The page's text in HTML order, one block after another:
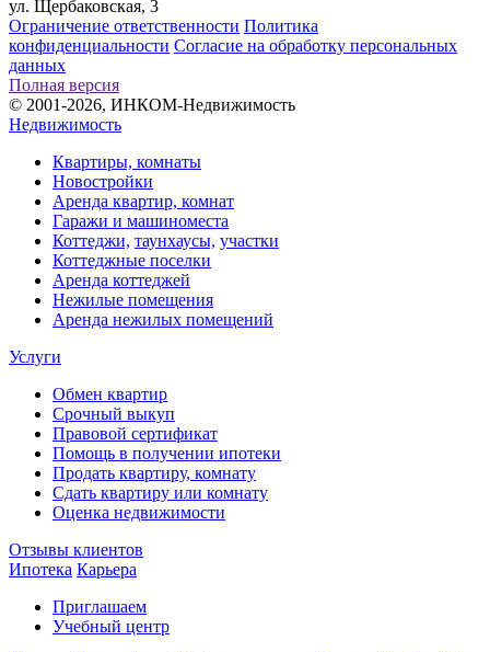
ул. Щербаковская, 3
Ограничение ответственности Политика
конфиденциальности Согласие на обработку персональных
данных
Полная версия
© 2001-2026, ИНКОМ-Недвижимость
Недвижимость
Квартиры, комнаты
Новостройки
Аренда квартир, комнат
Гаражи и машиноместа
Коттеджи, таунхаусы, участки
Коттеджные поселки
Аренда коттеджей
Нежилые помещения
Аренда нежилых помещений
Услуги
Обмен квартир
Срочный выкуп
Правовой сертификат
Помощь в получении ипотеки
Продать квартиру, комнату
Сдать квартиру или комнату
Оценка недвижимости
Отзывы клиентов
Ипотека Карьера
Приглашаем
Учебный центр